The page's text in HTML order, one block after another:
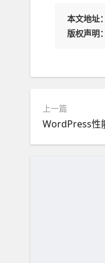
本文地址：
版权声明：
上一篇
WordPress性